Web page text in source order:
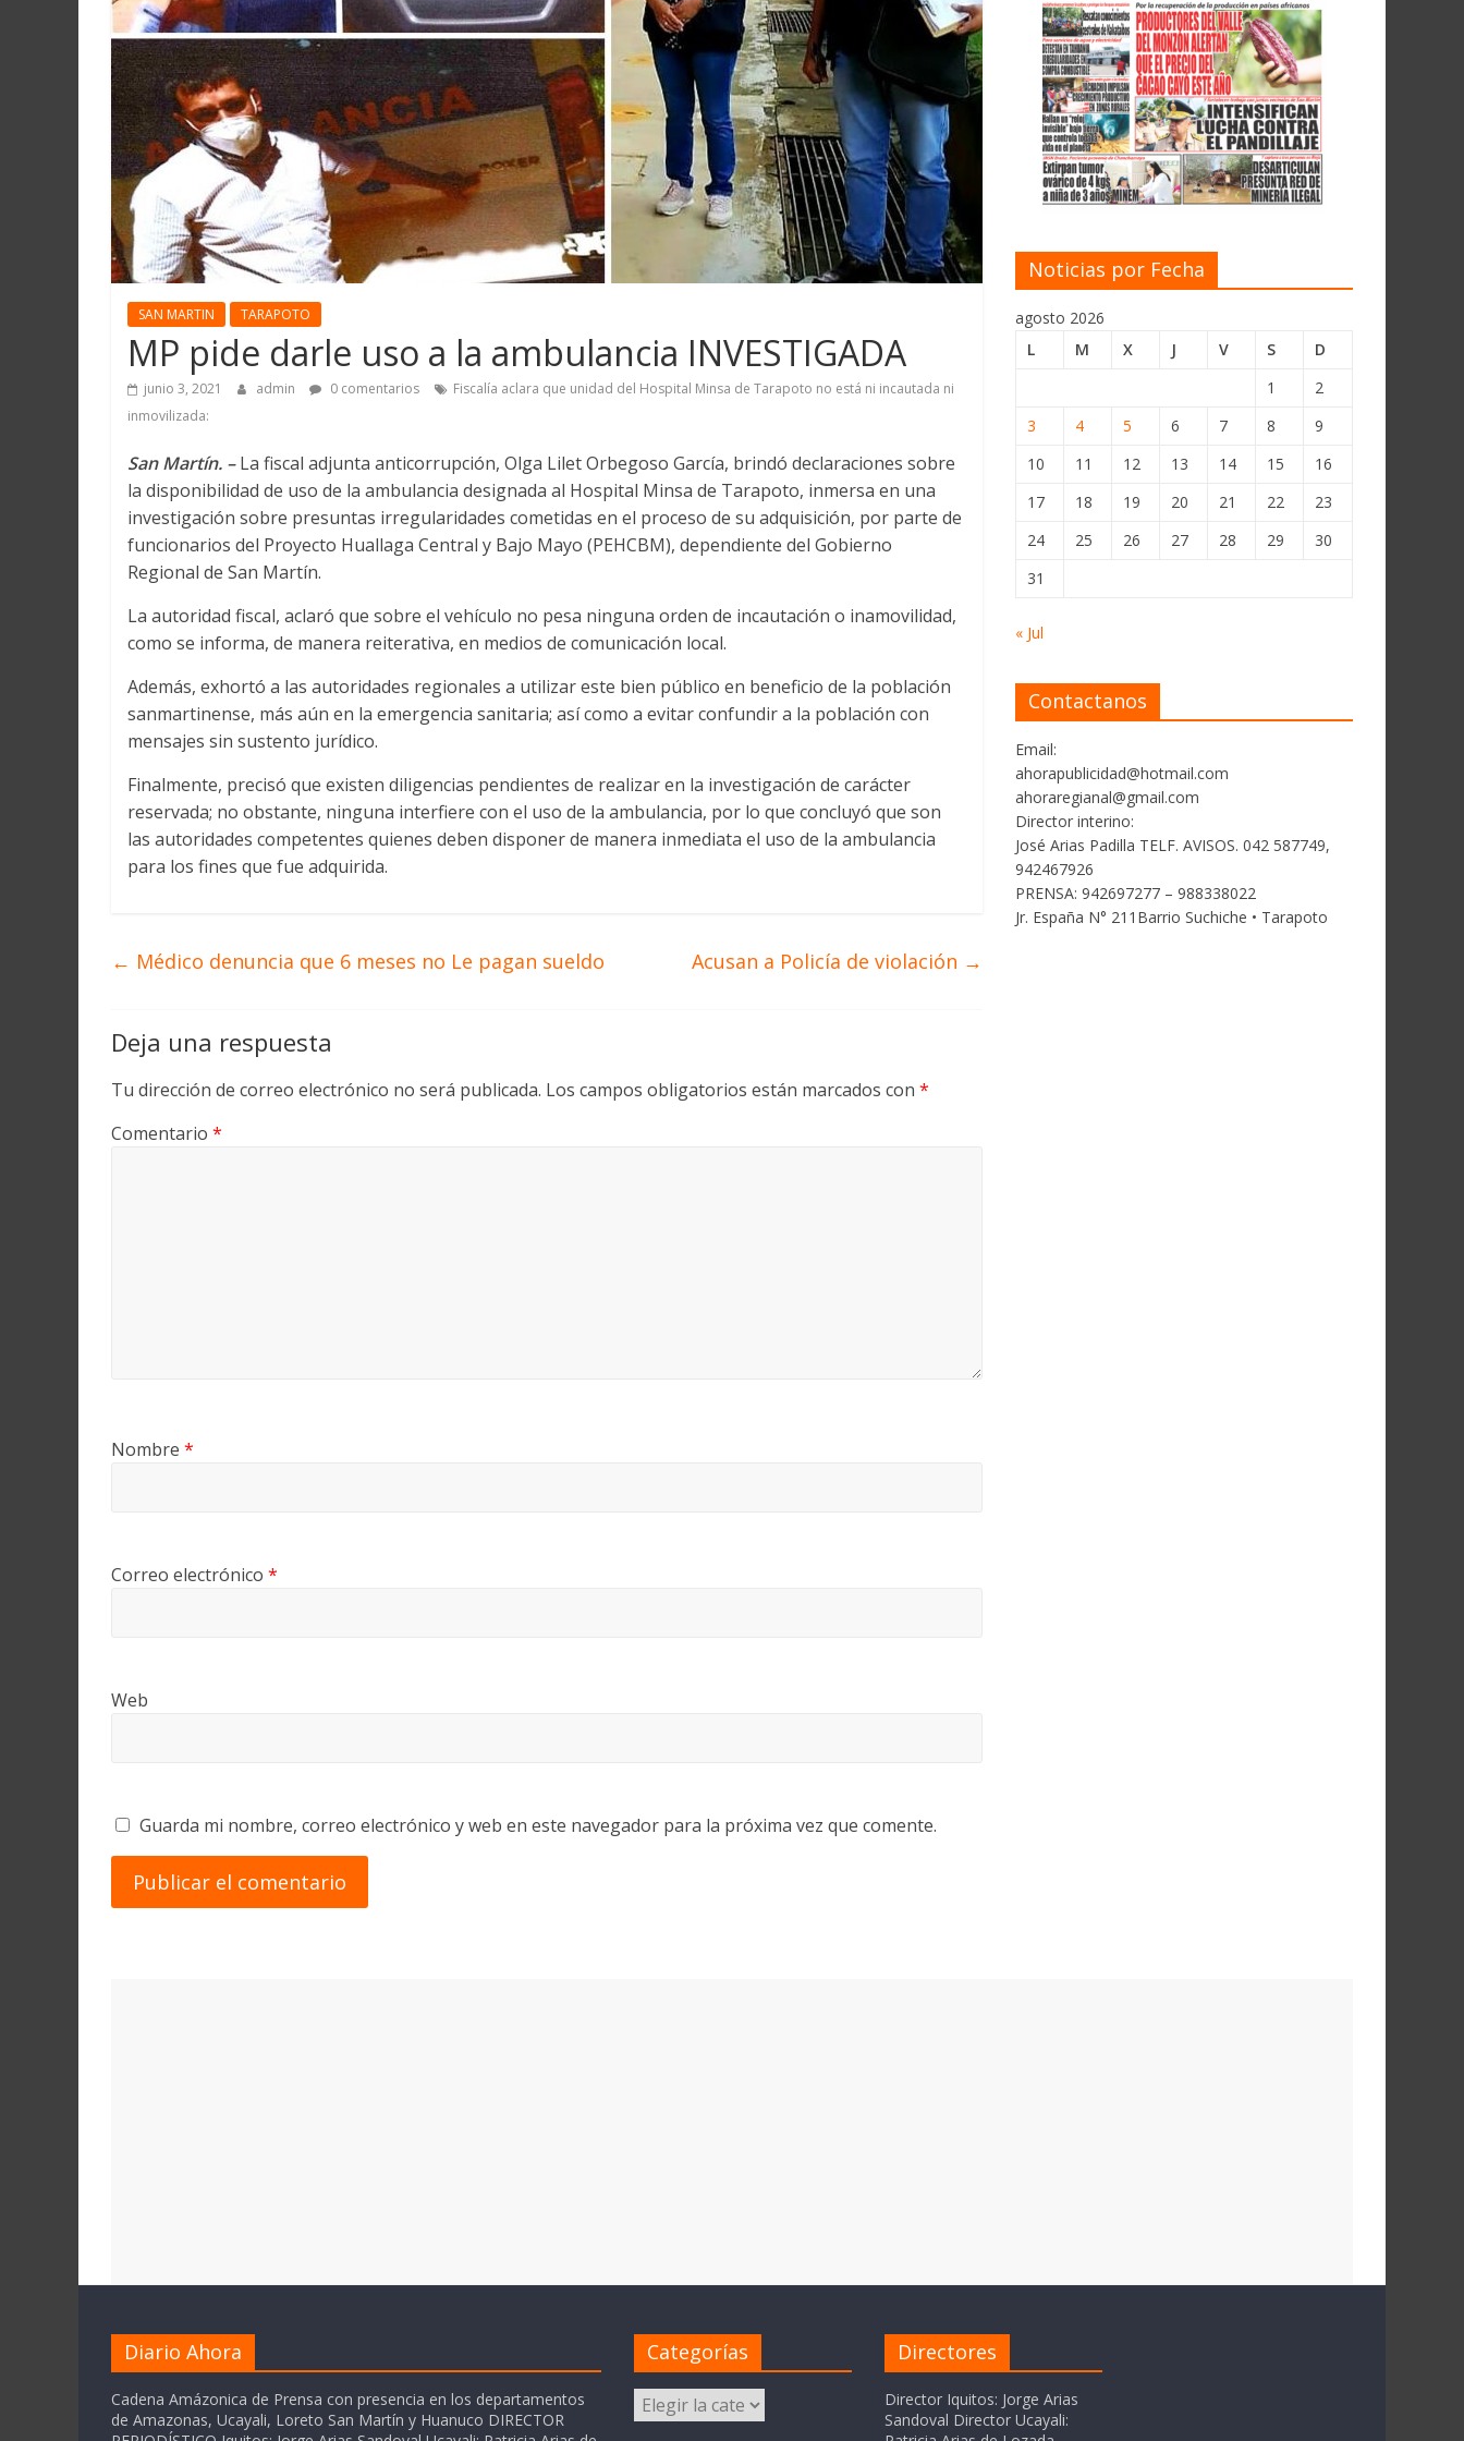
Martín
y
Loreto
SAN MARTIN TARAPOTO
MP pide darle uso a la ambulancia INVESTIGADA
junio 3, 2021 admin 0 comentarios
Fiscalía aclara que unidad del Hospital Minsa de Tarapoto no está ni incautada ni
inmovilizada:
San Martín. –La fiscal adjunta anticorrupción, Olga Lilet Orbegoso García, brindó declaraciones sobre
la disponibilidad de uso de la ambulancia designada al Hospital Minsa de Tarapoto, inmersa en una
investigación sobre presuntas irregularidades cometidas en el proceso de su adquisición, por parte de
funcionarios del Proyecto Huallaga Central y Bajo Mayo (PEHCBM), dependiente del Gobierno
Regional de San Martín.
La autoridad fiscal, aclaró que sobre el vehículo no pesa ninguna orden de incautación o inamovilidad,
como se informa, de manera reiterativa, en medios de comunicación local.
Además, exhortó a las autoridades regionales a utilizar este bien público en beneficio de la población
sanmartinense, más aún en la emergencia sanitaria; así como a evitar confundir a la población con
mensajes sin sustento jurídico.
Finalmente, precisó que existen diligencias pendientes de realizar en la investigación de carácter
reservada; no obstante, ninguna interfiere con el uso de la ambulancia, por lo que concluyó que son
las autoridades competentes quienes deben disponer de manera inmediata el uso de la ambulancia
para los fines que fue adquirida.
← Médico denuncia que 6 meses no Le pagan sueldo Acusan a Policía de violación →
Deja una respuesta
Tu dirección de correo electrónico no será publicada. Los campos obligatorios están marcados con *
Comentario *
Nombre *
Correo electrónico *
Web
Guarda mi nombre, correo electrónico y web en este navegador para la próxima vez que comente.
Noticias por Fecha
agosto 2026
L
M X J V S
D
1
2
3
4 5 6 7 8
9
10
11 12 13 14 15
16
17
18 19 20 21 22
23
24
25 26 27 28 29
30
31
« Jul
Contactanos
Email:
ahorapublicidad@hotmail.com
ahoraregianal@gmail.com
Director interino:
José Arias Padilla TELF. AVISOS. 042 587749,
942467926
PRENSA: 942697277 – 988338022
Jr. España N° 211Barrio Suchiche • Tarapoto
Diario Ahora
Cadena Amázonica de Prensa con presencia en los departamentos
de Amazonas, Ucayali, Loreto San Martín y Huanuco DIRECTOR
Categorías
Categorías
Directores
Director Iquitos: Jorge Arias
Sandoval Director Ucayali: